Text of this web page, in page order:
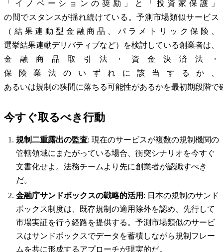
「イノベーションの奨励」と「投資家保護」
の間でスタンスが揺れ続けている。予測市場類似サービス
（結果連動型金融商品、パラメトリック保険、
選挙結果連動デリバティブなど）を検討している創業者は、
金融商品取引法・資金決済法・
保険業法のいずれに該当するか、
あるいは規制の狭間に落ちる可能性があるかを最初期段階で
今すぐ取るべき行動
規制二重露出の監査: 現在のサービスが複数の規制機関の
管轄領域にまたがっている場合、衝突シナリオを今すぐ
文書化せよ。法務チームより先に創業者が認識すべき
だ。
金融庁サンドボックスの戦略的活用 : 日本の規制のサンド
ボックス制度は、既存規制の適用除外を認め、先行して
市場実証を行う経路を提供する。予測市場類似のサービ
スはサンドボックスでデータを蓄積しながら規制フレー
ムを共に形成するアプローチが現実的だ。